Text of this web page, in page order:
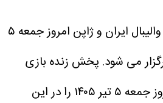
بازی والیبال ایران و ژاپن امروز جمعه ۵
پخش زنده بازی
را در این